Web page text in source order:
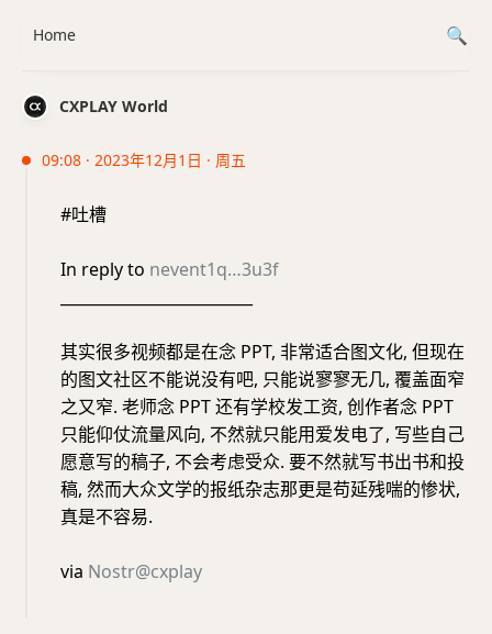
CXPLAY World
09:08 · 2023年12月1日 · 周五
#吐槽
In reply to nevent1q…3u3f
其实很多视频都是在念 PPT, 非常适合图文化, 但现在
的图文社区不能说没有吧, 只能说寥寥无几, 覆盖面窄
之又窄. 老师念 PPT 还有学校发工资, 创作者念 PPT
只能仰仗流量风向, 不然就只能用爱发电了, 写些自己
愿意写的稿子, 不会考虑受众. 要不然就写书出书和投
稿, 然而大众文学的报纸杂志那更是苟延残喘的惨状,
真是不容易.
via Nostr@cxplay
Home